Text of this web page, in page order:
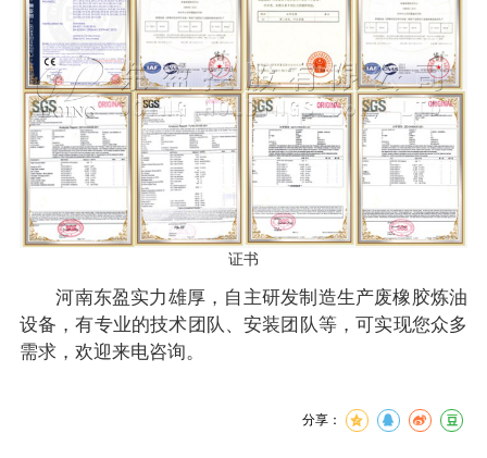
证书
河南东盈实力雄厚，自主研发制造生产废橡胶炼油
设备，有专业的技术团队、安装团队等，可实现您众多
需求，欢迎来电咨询。
分享：